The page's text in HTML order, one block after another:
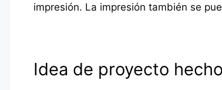
impresión. La impresión también se
Idea de proyecto